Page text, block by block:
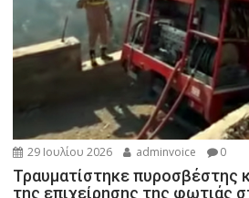
29 Ιουλίου 2026 adminvoice 0
Τραυματίστηκε πυροσβέστης
της επιχείρησης της φωτιάς